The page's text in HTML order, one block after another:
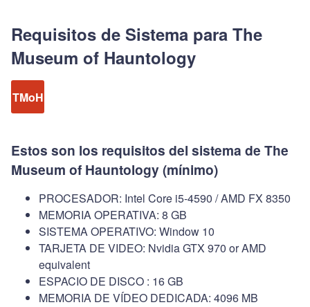
Requisitos de Sistema para The
Museum of Hauntology
TMoH
Estos son los requisitos del sistema de The
Museum of Hauntology (mínimo)
PROCESADOR: Intel Core i5-4590 / AMD FX 8350
MEMORIA OPERATIVA: 8 GB
SISTEMA OPERATIVO: Window 10
TARJETA DE VIDEO: Nvidia GTX 970 or AMD
equivalent
ESPACIO DE DISCO : 16 GB
MEMORIA DE VÍDEO DEDICADA: 4096 MB